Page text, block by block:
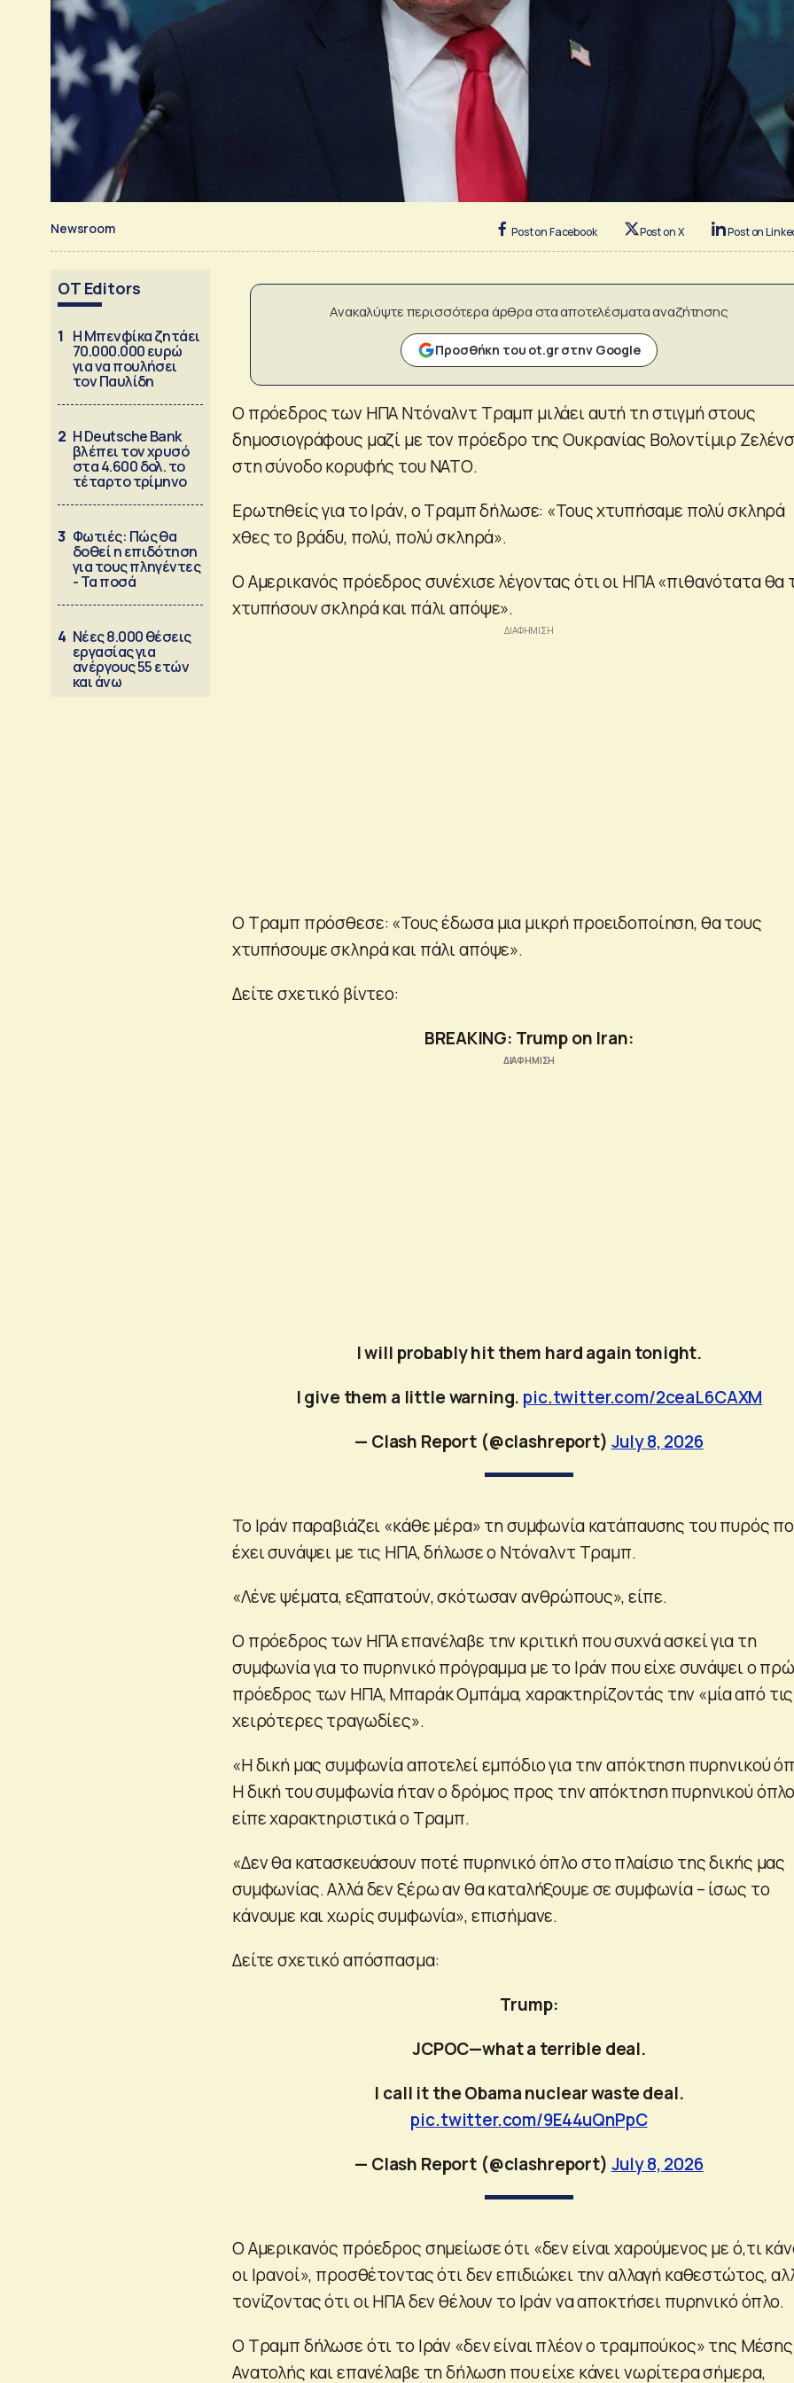
Newsroom Post on Facebook Post on X Post on
OT Editors
1 Η Μπενφίκα ζητάει
70.000.000 ευρώ
για να πουλήσει
τον Παυλίδη
2 Η Deutsche Bank
βλέπει τον χρυσό
στα 4.600 δολ. το
τέταρτο τρίμηνο
3 Φωτιές: Πώς θα
δοθεί η επιδότηση
για τους πληγέντες
- Τα ποσά
4 Νέες 8.000 θέσεις
εργασίας για
ανέργους 55 ετών
και άνω
Ανακαλύψτε περισσότερα άρθρα στα αποτελέσματα αναζήτησης
Προσθήκη του ot.gr στην Google
Ο πρόεδρος των ΗΠΑ Ντόναλντ Τραμπ μιλάει αυτή τη στιγμή στους
δημοσιογράφους μαζί με τον πρόεδρο της Ουκρανίας Βολοντίμιρ
στη σύνοδο κορυφής του ΝΑΤΟ.
Ερωτηθείς για το Ιράν, ο Τραμπ δήλωσε: «Τους χτυπήσαμε πολύ σκληρά
χθες το βράδυ, πολύ, πολύ σκληρά».
Ο Αμερικανός πρόεδρος συνέχισε λέγοντας ότι οι ΗΠΑ «πιθανότατα θα
χτυπήσουν σκληρά και πάλι απόψε».
Ο Τραμπ πρόσθεσε: «Τους έδωσα μια μικρή προειδοποίηση, θα τους
χτυπήσουμε σκληρά και πάλι απόψε».
Δείτε σχετικό βίντεο:
BREAKING: Trump on Iran:
I will probably hit them hard again tonight.
I give them a little warning. pic.twitter.com/2ceaL6CAXM
— Clash Report (@clashreport) July 8, 2026
Το Ιράν παραβιάζει «κάθε μέρα» τη συμφωνία κατάπαυσης του πυρός
έχει συνάψει με τις ΗΠΑ, δήλωσε ο Ντόναλντ Τραμπ.
«Λένε ψέματα, εξαπατούν, σκότωσαν ανθρώπους», είπε.
Ο πρόεδρος των ΗΠΑ επανέλαβε την κριτική που συχνά ασκεί για τη
συμφωνία για το πυρηνικό πρόγραμμα με το Ιράν που είχε συνάψει ο
πρόεδρος των ΗΠΑ, Μπαράκ Ομπάμα, χαρακτηρίζοντάς την «μία από τις
χειρότερες τραγωδίες».
«Η δική μας συμφωνία αποτελεί εμπόδιο για την απόκτηση πυρηνικού
Η δική του συμφωνία ήταν ο δρόμος προς την απόκτηση πυρηνικού
είπε χαρακτηριστικά ο Τραμπ.
«Δεν θα κατασκευάσουν ποτέ πυρηνικό όπλο στο πλαίσιο της δικής μας
συμφωνίας. Αλλά δεν ξέρω αν θα καταλήξουμε σε συμφωνία – ίσως το
κάνουμε και χωρίς συμφωνία», επισήμανε.
Δείτε σχετικό απόσπασμα:
Trump:
JCPOC—what a terrible deal.
I call it the Obama nuclear waste deal.
pic.twitter.com/9E44uQnPpC
— Clash Report (@clashreport) July 8, 2026
Ο Αμερικανός πρόεδρος σημείωσε ότι «δεν είναι χαρούμενος με ό,τι
οι Ιρανοί», προσθέτοντας ότι δεν επιδιώκει την αλλαγή καθεστώτος,
τονίζοντας ότι οι ΗΠΑ δεν θέλουν το Ιράν να αποκτήσει πυρηνικό όπλο.
Ο Τραμπ δήλωσε ότι το Ιράν «δεν είναι πλέον ο τραμπούκος» της Μέσης
Ανατολής και επανέλαβε τη δήλωση που είχε κάνει νωρίτερα σήμερα,